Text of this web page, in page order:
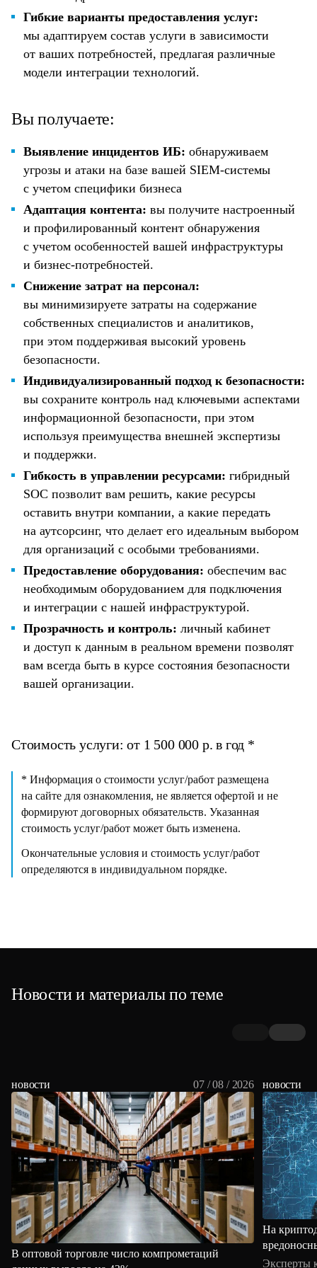
Гибкие варианты предоставления услуг:
мы адаптируем состав услуги в зависимости
от ваших потребностей, предлагая различные
модели интеграции технологий.
Вы получаете:
Выявление инцидентов ИБ: обнаруживаем
угрозы и атаки на базе вашей SIEM-системы
с учетом специфики бизнеса
Адаптация контента: вы получите настроенный
и профилированный контент обнаружения
с учетом особенностей вашей инфраструктуры
и бизнес-потребностей.
Снижение затрат на персонал:
вы минимизируете затраты на содержание
собственных специалистов и аналитиков,
при этом поддерживая высокий уровень
безопасности.
Индивидуализированный подход к безопасности:
вы сохраните контроль над ключевыми аспектами
информационной безопасности, при этом
используя преимущества внешней экспертизы
и поддержки.
Гибкость в управлении ресурсами: гибридный
SOC позволит вам решить, какие ресурсы
оставить внутри компании, а какие передать
на аутсорсинг, что делает его идеальным выбором
для организаций с особыми требованиями.
Предоставление оборудования: обеспечим вас
необходимым оборудованием для подключения
и интеграции с нашей инфраструктурой.
Прозрачность и контроль: личный кабинет
и доступ к данным в реальном времени позволят
вам всегда быть в курсе состояния безопасности
вашей организации.
Стоимость услуги: от 1 500 000 р. в год *
* Информация о стоимости услуг/работ размещена
на сайте для ознакомления, не является офертой и не
формируют договорных обязательств. Указанная
стоимость услуг/работ может быть изменена.
Окончательные условия и стоимость услуг/работ
определяются в индивидуальном порядке.
Новости и материалы по теме
новости 07 / 08 / 2026
В оптовой торговле число компрометаций
новости
На
Эксперты